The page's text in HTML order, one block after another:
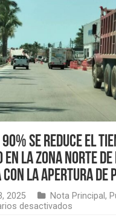
se reduce el
la zona norte
la apertura de
2025 Nota Principal,
desactivados